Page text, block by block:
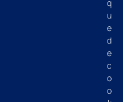
q
u
e
d
e
c
o
o